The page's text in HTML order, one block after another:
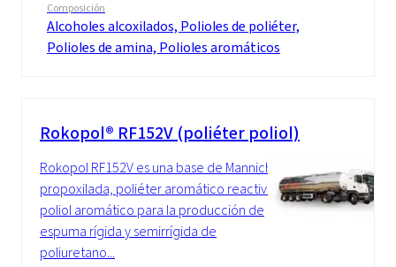
Composición
Alcoholes alcoxilados, Polioles de poliéter,
Polioles de amina, Polioles aromáticos
Rokopol® RF152V (poliéter poliol)
Rokopol RF152V es una base de Mannich
propoxilada, poliéter aromático reactivo
poliol aromático para la producción de
espuma rígida y semirrígida de
poliuretano...